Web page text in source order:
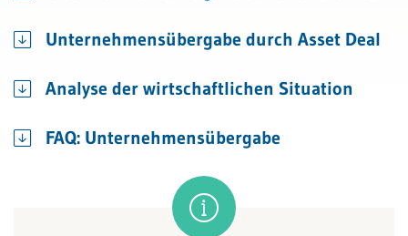
Unternehmensübergabe durch Asset Deal
Analyse der wirtschaftlichen Situation
FAQ: Unternehmensübergabe